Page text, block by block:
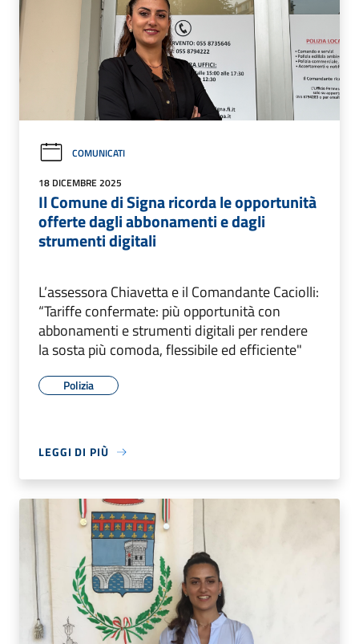
COMUNICATI
18 DICEMBRE 2025
Il Comune di Signa ricorda le opportunità
offerte dagli abbonamenti e dagli
strumenti digitali
L’assessora Chiavetta e il Comandante Caciolli:
“Tariffe confermate: più opportunità con
abbonamenti e strumenti digitali per rendere
la sosta più comoda, flessibile ed efficiente"
Polizia
LEGGI DI PIÙ